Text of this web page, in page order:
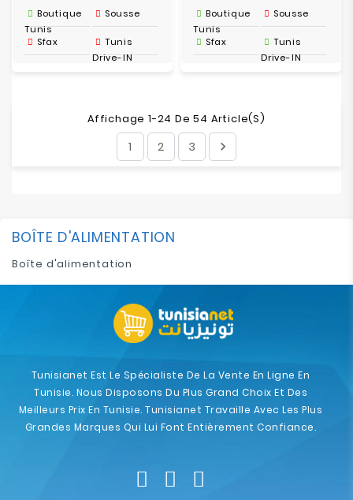
Boutique
Tunis
Sousse
Sfax
Tunis
Drive-IN
Boutique
Tunis
Sousse
Sfax
Tunis
Drive-IN
Affichage 1-24 De 54 Article(s)
1 2 3 
BOÎTE D'ALIMENTATION
Boîte d'alimentation
Tunisianet Est Le Spécialiste De La Vente En Ligne En
Tunisie. Nous Disposons Du Plus Grand Choix Et Des
Meilleurs Prix En Tunisie. Tunisianet Travaille Avec Les Plus
Grandes Marques Qui Lui Font Entièrement Confiance.